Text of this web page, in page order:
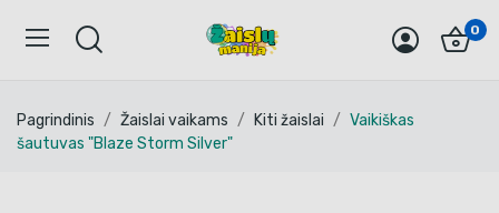
0
Pagrindinis Žaislai vaikams Kiti žaislai
Vaikiškas
šautuvas "Blaze Storm Silver"